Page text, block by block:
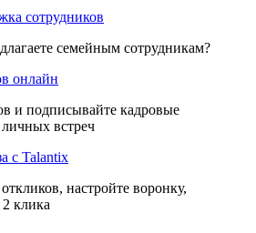
сотрудников
семейным сотрудникам?
онлайн
и подписывайте кадровые
встреч
с Talantix
настройте воронку,
клика